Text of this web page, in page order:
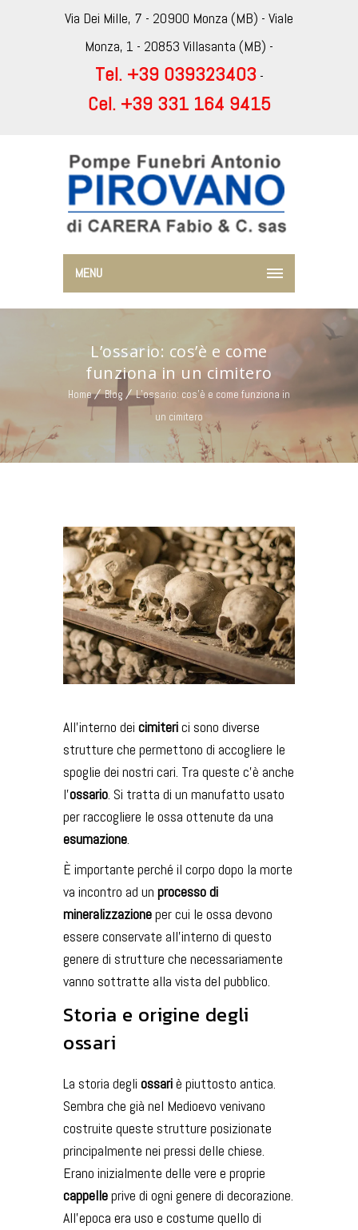
Via Dei Mille, 7 - 20900 Monza (MB) - Viale
Monza, 1 - 20853 Villasanta (MB) -
Tel. +39 039323403-
Cel. +39 331 164 9415
MENU
L’ossario: cos’è e come
funziona in un cimitero
Home Blog
L’ossario: cos’è e come funziona in
un cimitero
All’interno dei cimiterici sono diverse
strutture che permettono di accogliere le
spoglie dei nostri cari. Tra queste c’è anche
l’ossario. Si tratta di un manufatto usato
per raccogliere le ossa ottenute da una
esumazione.
È importante perché il corpo dopo la morte
va incontro ad un processo di
mineralizzazioneper cui le ossa devono
essere conservate all’interno di questo
genere di strutture che necessariamente
vanno sottratte alla vista del pubblico.
Storia e origine degli
ossari
La storia degli ossariè piuttosto antica.
Sembra che già nel Medioevo venivano
costruite queste strutture posizionate
principalmente nei pressi delle chiese.
Erano inizialmente delle vere e proprie
cappelleprive di ogni genere di decorazione.
All’epoca era uso e costume quello di